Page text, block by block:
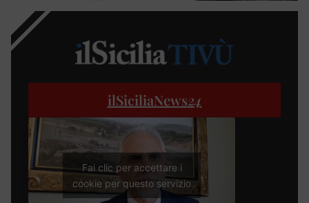
ilSiciliaNews24
Fai clic per accettare i
cookie per questo servizio